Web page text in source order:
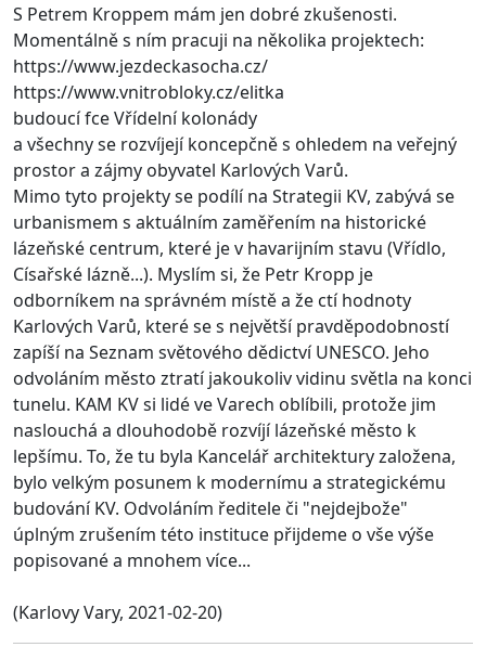
S Petrem Kroppem mám jen dobré zkušenosti.
Momentálně s ním pracuji na několika projektech:
https://www.jezdeckasocha.cz/
https://www.vnitrobloky.cz/elitka
budoucí fce Vřídelní kolonády
a všechny se rozvíjejí koncepčně s ohledem na veřejný
prostor a zájmy obyvatel Karlových Varů.
Mimo tyto projekty se podílí na Strategii KV, zabývá se
urbanismem s aktuálním zaměřením na historické
lázeňské centrum, které je v havarijním stavu (Vřídlo,
Císařské lázně...). Myslím si, že Petr Kropp je
odborníkem na správném místě a že ctí hodnoty
Karlových Varů, které se s největší pravděpodobností
zapíší na Seznam světového dědictví UNESCO. Jeho
odvoláním město ztratí jakoukoliv vidinu světla na konci
tunelu. KAM KV si lidé ve Varech oblíbili, protože jim
naslouchá a dlouhodobě rozvíjí lázeňské město k
lepšímu. To, že tu byla Kancelář architektury založena,
bylo velkým posunem k modernímu a strategickému
budování KV. Odvoláním ředitele či "nejdejbože"
úplným zrušením této instituce přijdeme o vše výše
popisované a mnohem více...
(Karlovy Vary, 2021-02-20)